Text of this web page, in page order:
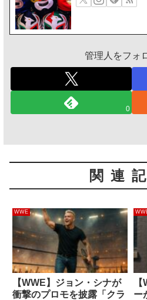
管理人をフォ
0
関連
WWE
【WWE】ジョン・シナが
衝撃のプロモを披露「クラ
ー